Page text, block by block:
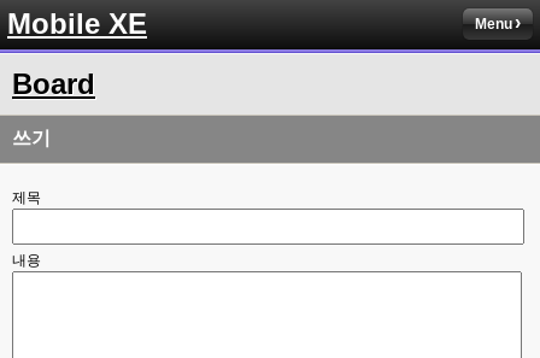
Mobile XE Menu
Board
쓰기
제목
내용